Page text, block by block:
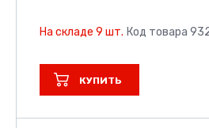
На складе 9 шт. Код товара
КУПИТЬ